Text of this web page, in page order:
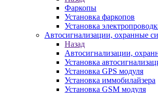
Фаркопы
Установка фаркопов
Установка
Автосигнализации, охранные
Назад
Автосигнализации,
Установка
Установка GPS модуля
Установка иммобилайзера
Установка GSM модуля